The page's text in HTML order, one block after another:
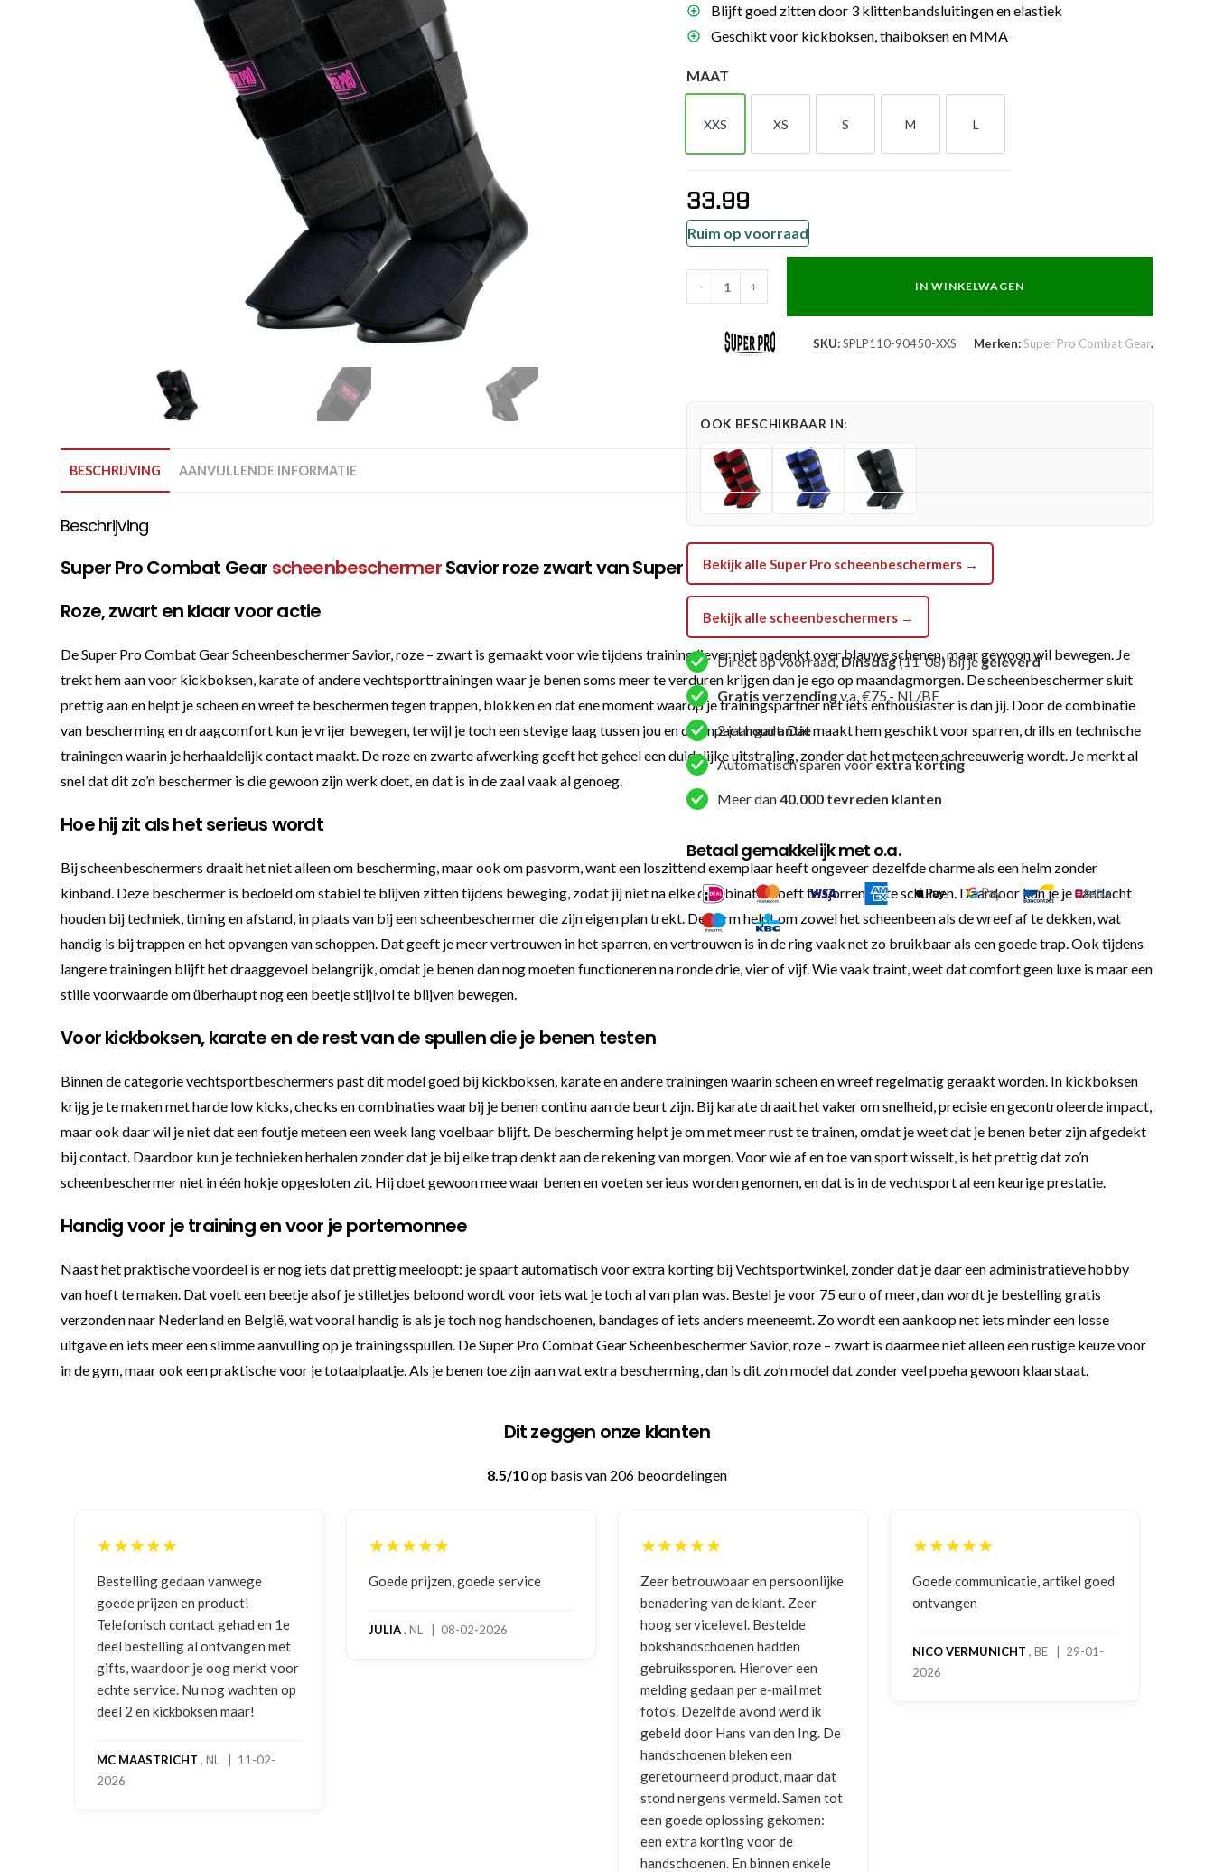
Voor dames
Zakhandschoenen
Trainingsartikelen
Bokszak
Bevestigingsmateriaal
bokszak
Bokspoppen
Stoot- en trapkussens
Stootkussens en pads
Blijft goed zitten door 3 klittenbandsluitingen en elastiek
Geschikt voor kickboksen, thaiboksen en MMA
MAAT
XXS
XXS
XS
XS
S
S
M
M
L
L
33.99
Ruim op voorraad
Combat
Savior
aantal
- + IN WINKELWAGEN
SKU:SPLP110-90450-XXS Merken:Super Pro Combat Gear.
OOK BESCHIKBAAR IN:
Bekijk alle Super Pro scheenbeschermers →
Bekijk alle scheenbeschermers →
Direct op voorraad, Dinsdag(11-08) bij jegeleverd
Gratis verzendingv.a. €75,- NL/BE
2 jaargarantie
Automatisch sparen voorextra korting
Meer dan40.000 tevreden klanten
Betaal gemakkelijk met o.a.
BESCHRIJVING AANVULLENDE INFORMATIE
Beschrijving
Super Pro Combat Gear scheenbeschermerSavior roze zwart van Super Pro Combat Gear
Roze, zwart en klaar voor actie
De Super Pro Combat Gear Scheenbeschermer Savior, roze – zwart is gemaakt voor wie tijdens training liever niet nadenkt over blauwe schenen, maar gewoon wil bewegen. Je
trekt hem aan voor kickboksen, karate of andere vechtsporttrainingen waar je benen soms meer te verduren krijgen dan je ego op maandagmorgen. De scheenbeschermer sluit
prettig aan en helpt je scheen en wreef te beschermen tegen trappen, blokken en dat ene moment waarop je trainingspartner net iets enthousiaster is dan jij. Door de combinatie
van bescherming en draagcomfort kun je vrijer bewegen, terwijl je toch een stevige laag tussen jou en de impact houdt. Dat maakt hem geschikt voor sparren, drills en technische
trainingen waarin je herhaaldelijk contact maakt. De roze en zwarte afwerking geeft het geheel een duidelijke uitstraling, zonder dat het meteen schreeuwerig wordt. Je merkt al
snel dat dit zo’n beschermer is die gewoon zijn werk doet, en dat is in de zaal vaak al genoeg.
Hoe hij zit als het serieus wordt
Bij scheenbeschermers draait het niet alleen om bescherming, maar ook om pasvorm, want een loszittend exemplaar heeft ongeveer dezelfde charme als een helm zonder
kinband. Deze beschermer is bedoeld om stabiel te blijven zitten tijdens beweging, zodat jij niet na elke combinatie hoeft te sjorren en te schuiven. Daardoor kun je je aandacht
houden bij techniek, timing en afstand, in plaats van bij een scheenbeschermer die zijn eigen plan trekt. De vorm helpt om zowel het scheenbeen als de wreef af te dekken, wat
handig is bij trappen en het opvangen van schoppen. Dat geeft je meer vertrouwen in het sparren, en vertrouwen is in de ring vaak net zo bruikbaar als een goede trap. Ook tijdens
langere trainingen blijft het draaggevoel belangrijk, omdat je benen dan nog moeten functioneren na ronde drie, vier of vijf. Wie vaak traint, weet dat comfort geen luxe is maar een
stille voorwaarde om überhaupt nog een beetje stijlvol te blijven bewegen.
Voor kickboksen, karate en de rest van de spullen die je benen testen
Binnen de categorie vechtsportbeschermers past dit model goed bij kickboksen, karate en andere trainingen waarin scheen en wreef regelmatig geraakt worden. In kickboksen
krijg je te maken met harde low kicks, checks en combinaties waarbij je benen continu aan de beurt zijn. Bij karate draait het vaker om snelheid, precisie en gecontroleerde impact,
maar ook daar wil je niet dat een foutje meteen een week lang voelbaar blijft. De bescherming helpt je om met meer rust te trainen, omdat je weet dat je benen beter zijn afgedekt
bij contact. Daardoor kun je technieken herhalen zonder dat je bij elke trap denkt aan de rekening van morgen. Voor wie af en toe van sport wisselt, is het prettig dat zo’n
scheenbeschermer niet in één hokje opgesloten zit. Hij doet gewoon mee waar benen en voeten serieus worden genomen, en dat is in de vechtsport al een keurige prestatie.
Handig voor je training en voor je portemonnee
Naast het praktische voordeel is er nog iets dat prettig meeloopt: je spaart automatisch voor extra korting bij Vechtsportwinkel, zonder dat je daar een administratieve hobby
van hoeft te maken. Dat voelt een beetje alsof je stilletjes beloond wordt voor iets wat je toch al van plan was. Bestel je voor 75 euro of meer, dan wordt je bestelling gratis
verzonden naar Nederland en België, wat vooral handig is als je toch nog handschoenen, bandages of iets anders meeneemt. Zo wordt een aankoop net iets minder een losse
uitgave en iets meer een slimme aanvulling op je trainingsspullen. De Super Pro Combat Gear Scheenbeschermer Savior, roze – zwart is daarmee niet alleen een rustige keuze voor
in de gym, maar ook een praktische voor je totaalplaatje. Als je benen toe zijn aan wat extra bescherming, dan is dit zo’n model dat zonder veel poeha gewoon klaarstaat.
Dit zeggen onze klanten
8.5/10op basis van 206 beoordelingen
★★★★★
Bestelling gedaan vanwege
goede prijzen en product!
Telefonisch contact gehad en 1e
deel bestelling al ontvangen met
gifts, waardoor je oog merkt voor
echte service. Nu nog wachten op
deel 2 en kickboksen maar!
MC MAASTRICHT , NL | 11-02-
2026
★★★★★
Goede prijzen, goede service
JULIA, NL | 08-02-2026
★★★★★
Zeer betrouwbaar en persoonlijke
benadering van de klant. Zeer
hoog servicelevel. Bestelde
bokshandschoenen hadden
gebruikssporen. Hierover een
melding gedaan per e-mail met
foto's. Dezelfde avond werd ik
gebeld door Hans van den Ing. De
handschoenen bleken een
geretourneerd product, maar dat
stond nergens vermeld. Samen tot
een goede oplossing gekomen:
een extra korting voor de
handschoenen. En binnen enkele
★★★★★
Goede communicatie, artikel goed
ontvangen
NICO VERMUNICHT , BE | 29-01-
2026